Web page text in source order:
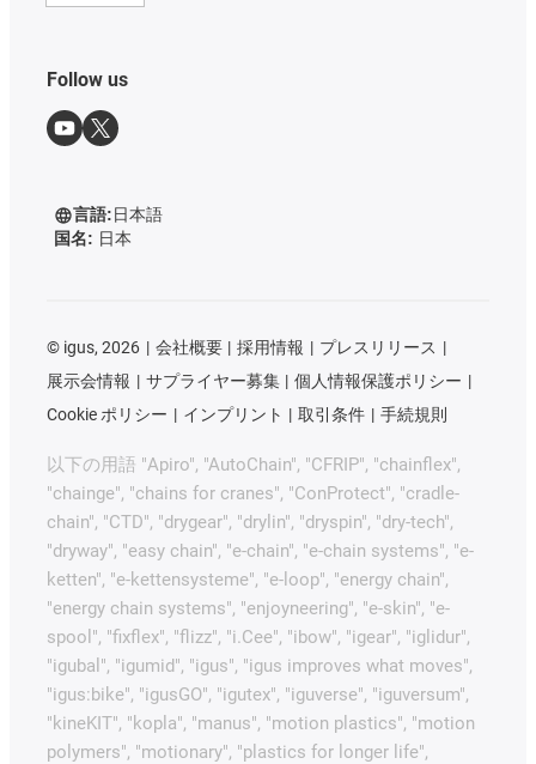
Follow us
言語:日本語
国名: 日本
© igus, 2026 会社概要 採用情報
プレスリリース
展示会情報
サプライヤー募集
個人情報保護ポリシー
Cookie ポリシー
インプリント 取引条件 手続規則
以下の用語 "Apiro", "AutoChain", "CFRIP", "chainflex",
"chainge", "chains for cranes", "ConProtect", "cradle-
chain", "CTD", "drygear", "drylin", "dryspin", "dry-tech",
"dryway", "easy chain", "e-chain", "e-chain systems", "e-
ketten", "e-kettensysteme", "e-loop", "energy chain",
"energy chain systems", "enjoyneering", "e-skin", "e-
spool", "fixflex", "flizz", "i.Cee", "ibow", "igear", "iglidur",
"igubal", "igumid", "igus", "igus improves what moves",
"igus:bike", "igusGO", "igutex", "iguverse", "iguversum",
"kineKIT", "kopla", "manus", "motion plastics", "motion
polymers", "motionary", "plastics for longer life",